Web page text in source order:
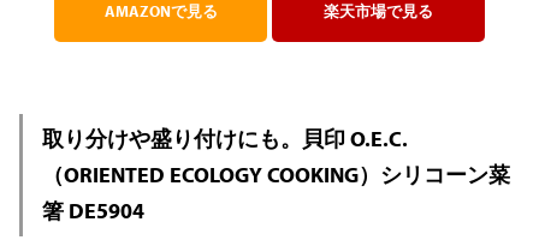
AMAZONで見る 楽天市場で見る
取り分けや盛り付けにも。貝印 O.E.C.
（ORIENTED ECOLOGY COOKING）シリコーン菜
箸 DE5904